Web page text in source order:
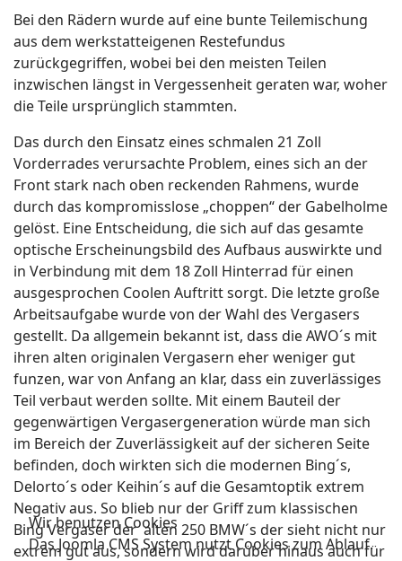
Bei den Rädern wurde auf eine bunte Teilemischung
aus dem werkstatteigenen Restefundus
zurückgegriffen, wobei bei den meisten Teilen
inzwischen längst in Vergessenheit geraten war, woher
die Teile ursprünglich stammten.
Das durch den Einsatz eines schmalen 21 Zoll
Vorderrades verursachte Problem, eines sich an der
Front stark nach oben reckenden Rahmens, wurde
durch das kompromisslose „choppen“ der Gabelholme
gelöst. Eine Entscheidung, die sich auf das gesamte
optische Erscheinungsbild des Aufbaus auswirkte und
in Verbindung mit dem 18 Zoll Hinterrad für einen
ausgesprochen Coolen Auftritt sorgt. Die letzte große
Arbeitsaufgabe wurde von der Wahl des Vergasers
gestellt. Da allgemein bekannt ist, dass die AWO´s mit
ihren alten originalen Vergasern eher weniger gut
funzen, war von Anfang an klar, dass ein zuverlässiges
Teil verbaut werden sollte. Mit einem Bauteil der
gegenwärtigen Vergasergeneration würde man sich
im Bereich der Zuverlässigkeit auf der sicheren Seite
befinden, doch wirkten sich die modernen Bing´s,
Delorto´s oder Keihin´s auf die Gesamtoptik extrem
Negativ aus. So blieb nur der Griff zum klassischen
Bing Vergaser der alten 250 BMW´s der sieht nicht nur
extrem gut aus, sondern wird darüber hinaus auch für
Wir benutzen Cookies
Das Joomla CMS System nutzt Cookies zum Ablauf.